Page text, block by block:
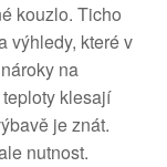
kouzlo. Ticho
výhledy, které v
na
klesají
je znát.
nutnost.